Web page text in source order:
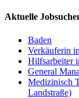
Aktuelle
Baden
Verkäuferin
Hilfsarbeiter
General
Medizinisch
Landstraße)